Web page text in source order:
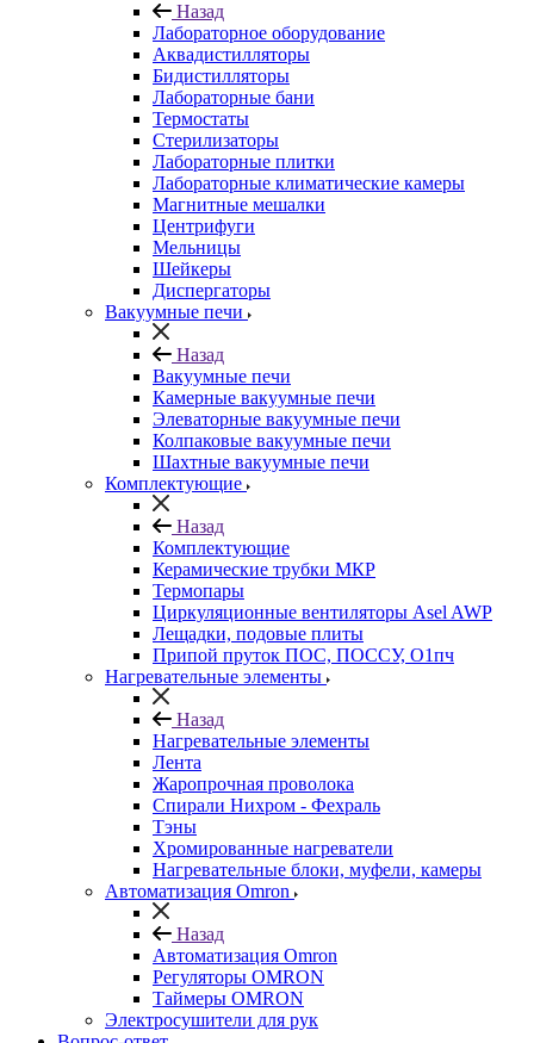
Назад
Лабораторное оборудование
Аквадистилляторы
Бидистилляторы
Лабораторные бани
Термостаты
Стерилизаторы
Лабораторные плитки
Лабораторные климатические камеры
Магнитные мешалки
Центрифуги
Мельницы
Шейкеры
Диспергаторы
Вакуумные печи
Назад
Вакуумные печи
Камерные вакуумные печи
Элеваторные вакуумные печи
Колпаковые вакуумные печи
Шахтные вакуумные печи
Комплектующие
Назад
Комплектующие
Керамические трубки МКР
Термопары
Циркуляционные вентиляторы Asel AWP
Лещадки, подовые плиты
Припой пруток ПОС, ПОССУ, О1пч
Нагревательные элементы
Назад
Нагревательные элементы
Лента
Жаропрочная проволока
Спирали Нихром - Фехраль
Тэны
Хромированные нагреватели
Нагревательные блоки, муфели, камеры
Автоматизация Omron
Назад
Автоматизация Omron
Регуляторы OMRON
Таймеры OMRON
Электросушители для рук